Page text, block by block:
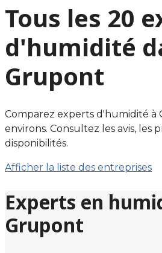
Tous les 20
d'humidité
Grupont
Comparez experts d'humidité à
environs. Consultez les avis, les
disponibilités.
Afficher la liste des entreprises
Experts en
Grupont